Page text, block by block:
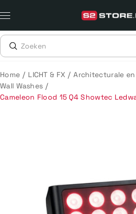
naar
content
Home / LICHT & FX / Architecturale
Wall Washes /
Cameleon Flood 15 Q4 Showtec